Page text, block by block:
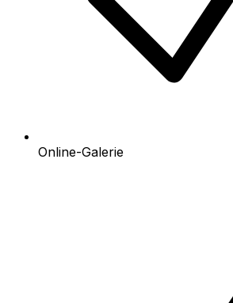
Online-Galerie